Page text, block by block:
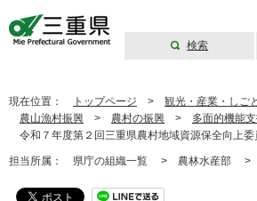
検索
現在位置： トップページ > 観光・産業・しごと
農山漁村振興 > 農村の振興 > 多面的機能
令和７年度第２回三重県農村地域資源保全向上委
担当所属： 県庁の組織一覧 > 農林水産部 >